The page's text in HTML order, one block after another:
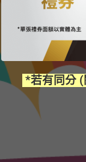
*若有同分 (